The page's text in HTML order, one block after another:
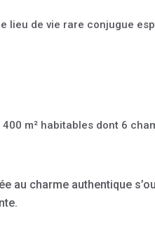
lieu de vie rare conjugue
m² habitables dont 6
au charme authentique